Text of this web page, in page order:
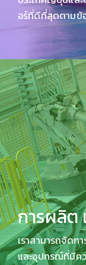
อร์ที่ดีที่สุดตามข้
การผลิต
เราสามารถจัด
และอุปกรณ์ที่มีค